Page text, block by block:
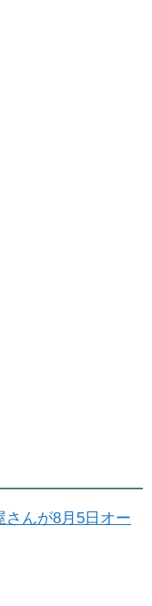
さんが8月5日オー